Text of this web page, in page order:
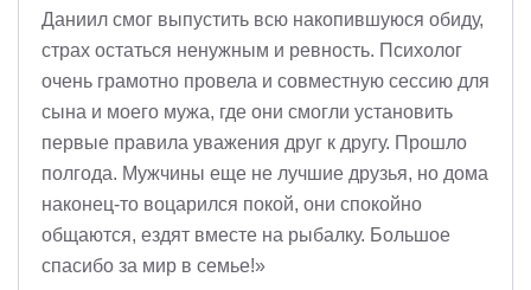
Даниил смог выпустить всю накопившуюся обиду,
страх остаться ненужным и ревность. Психолог
очень грамотно провела и совместную сессию для
сына и моего мужа, где они смогли установить
первые правила уважения друг к другу. Прошло
полгода. Мужчины еще не лучшие друзья, но дома
наконец-то воцарился покой, они спокойно
общаются, ездят вместе на рыбалку. Большое
спасибо за мир в семье!»